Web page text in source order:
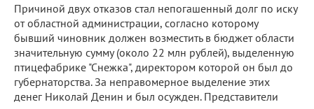
Причиной двух отказов стал непогашенный долг по иску
от областной администрации, согласно которому
бывший чиновник должен возместить в бюджет области
значительную сумму (около 22 млн рублей), выделенную
птицефабрике "Снежка", директором которой он был до
губернаторства. За неправомерное выделение этих
денег Николай Денин и был осужден. Представители